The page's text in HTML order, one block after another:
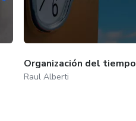
Organización del tiempo
Raul Alberti